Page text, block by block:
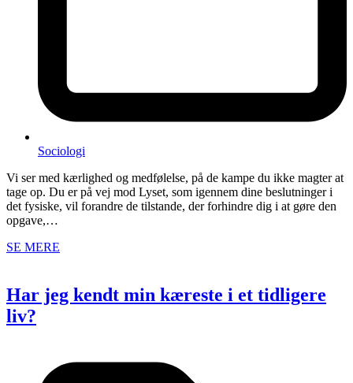
Sociologi
Vi ser med kærlighed og medfølelse, på de kampe du ikke magter at
tage op. Du er på vej mod Lyset, som igennem dine beslutninger i
det fysiske, vil forandre de tilstande, der forhindre dig i at gøre den
opgave,…
SE MERE
Har jeg kendt min kæreste i et tidligere
liv?